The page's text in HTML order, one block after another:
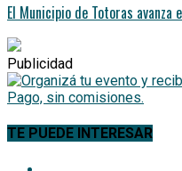
El Municipio de Totoras avanza
Publicidad
TE PUEDE INTERESAR